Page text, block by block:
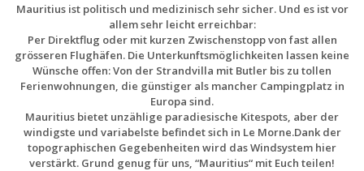
Mauritius ist politisch und medizinisch sehr sicher. Und es ist vor
allem sehr leicht erreichbar:
Per Direktflug oder mit kurzen Zwischenstopp von fast allen
grösseren Flughäfen. Die Unterkunftsmöglichkeiten lassen keine
Wünsche offen: Von der Strandvilla mit Butler bis zu tollen
Ferienwohnungen, die günstiger als mancher Campingplatz in
Europa sind.
Mauritius bietet unzählige paradiesische Kitespots, aber der
windigste und variabelste befindet sich in Le Morne.Dank der
topographischen Gegebenheiten wird das Windsystem hier
verstärkt. Grund genug für uns, “Mauritius“ mit Euch teilen!